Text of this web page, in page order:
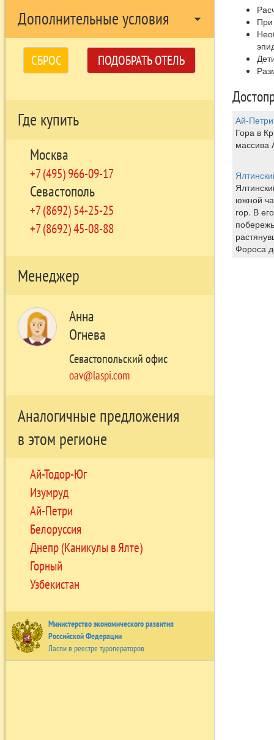
Дополнительные условия arrow_drop_down
СБРОС ПОДОБРАТЬ ОТЕЛЬ
Где купить
Москва
+7 (495) 966-09-17
Севастополь
+7 (8692) 54-25-25
+7 (8692) 45-08-88
Менеджер
Анна
Огнева
Севастопольский офис
oav@laspi.com
Аналогичные предложения
в этом регионе
Ай-Тодор-Юг
Изумруд
Ай-Петри
Белоруссия
Днепр (Каникулы в Ялте)
Горный
Узбекистан
Министерство экономического развития
Российской Федерации
Ласпи в реестре туроператоров
Ай-Петри
Гора в
массива
южной
гор. В
Фороса